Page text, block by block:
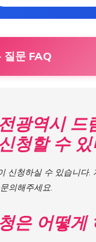
질문 FAQ
광역시 드
청할 수 있
신청하실 수 있습니다.
의해주세요.
은 어떻게